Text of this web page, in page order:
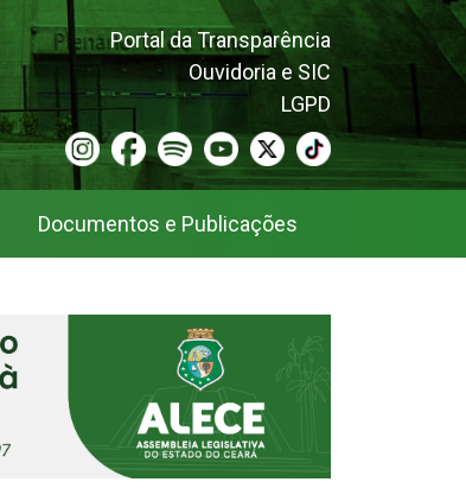
Portal da Transparência
Ouvidoria e SIC
LGPD
Documentos e Publicações